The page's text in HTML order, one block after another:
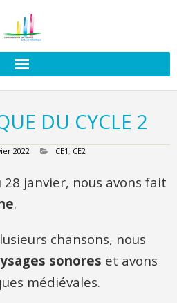
DU CYCLE 2
2022 CE1, CE2
janvier, nous avons fait
.
chansons, nous
sonores et avons
médiévales.